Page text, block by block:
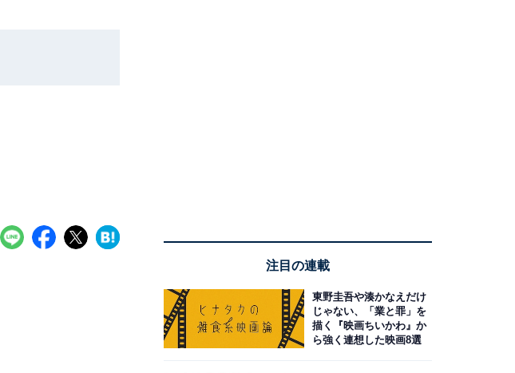
注目の連載
東野圭吾や湊かなえだけ
じゃない、「業と罪」を
描く『映画ちいかわ』か
ら強く連想した映画8選